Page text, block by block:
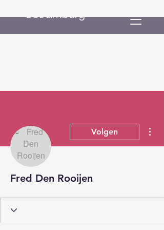
BCL Limburg
Volgen
Fred Den Rooijen